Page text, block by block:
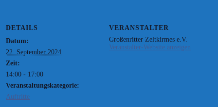
DETAILS
Datum:
22. September 2024
Zeit:
14:00 - 17:00
Veranstaltungskategorie:
Auftritte
VERANSTALTER
Großenritter Zeltkirmes e.V.
Veranstalter-Website anzeigen